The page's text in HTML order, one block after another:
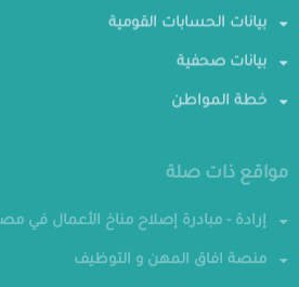
بيانات الحسابات القومية
بيانات صحفية
خطة المواطن
مواقع ذات صلة
إرادة - مبادرة إصلاح مناخ الأعمال في مصر